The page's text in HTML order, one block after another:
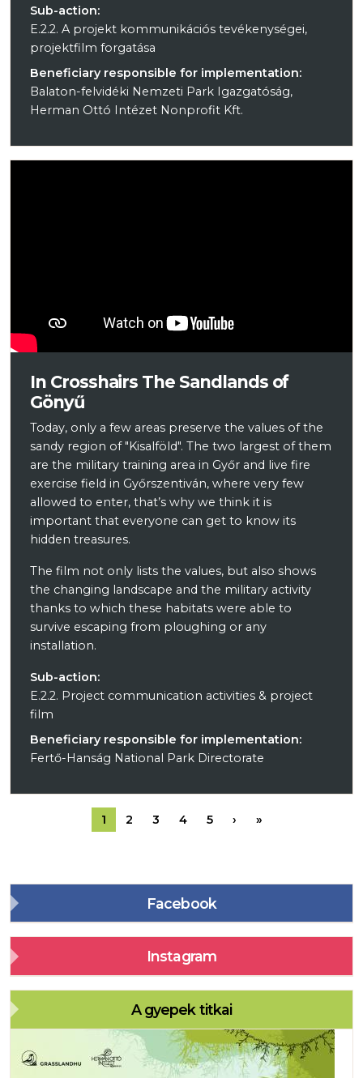
Sub-action:
E.2.2. A projekt kommunikációs tevékenységei,
projektfilm forgatása
Beneficiary responsible for implementation:
Balaton-felvidéki Nemzeti Park Igazgatóság,
Herman Ottó Intézet Nonprofit Kft.
In Crosshairs The Sandlands of
Gönyű
Today, only a few areas preserve the values of the
sandy region of "Kisalföld". The two largest of them
are the military training area in Győr and live fire
exercise field in Győrszentiván, where very few
allowed to enter, that’s why we think it is
important that everyone can get to know its
hidden treasures.
The film not only lists the values, but also shows
the changing landscape and the military activity
thanks to which these habitats were able to
survive escaping from ploughing or any
installation.
Sub-action:
E.2.2. Project communication activities & project
film
Beneficiary responsible for implementation:
Fertő-Hanság National Park Directorate
1 2 3 4 5 ›Next page
»Last page
Facebook
Instagram
A gyepek titkai